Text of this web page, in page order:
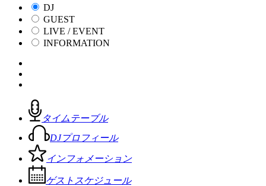
DJ
GUEST
LIVE / EVENT
INFORMATION
タイムテーブル
DJプロフィール
インフォメーション
ゲストスケジュール